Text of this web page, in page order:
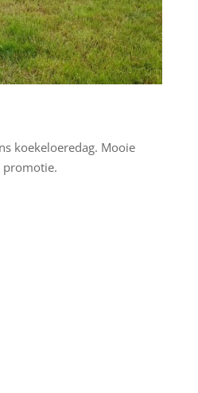
koekeloeredag. Mooie
promotie.